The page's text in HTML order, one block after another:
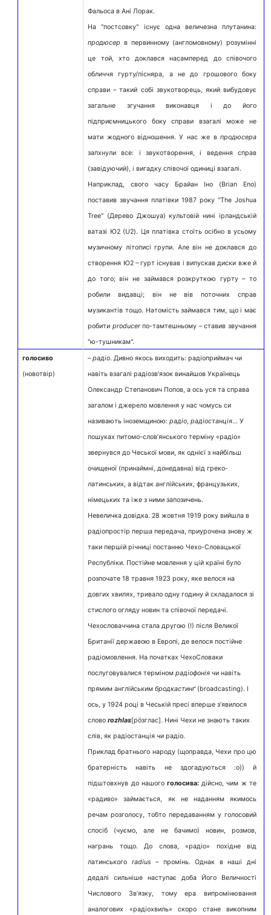
Фальоса в Ані Лорак.
На "постсовку" існує одна величезна плутанина:
продюсер в первинному (англомовному) розумінні
це той, хто доклався насамперед до співочого
обличчя гурту/пісняра, а не до грошового боку
справи – такий собі звукотворець, який вибудовує
загальне згучання виконавця і до його
підприємницького боку справи взагалі може не
мати жодного відношення. У нас же впродюсера
запхнули все: і звукотворення, і ведення справ
(завідуючий), і вигадку співочої одиниці взагалі.
Наприклад, свого часу Брайан Іно (Brian Eno)
поставив звучання платівки 1987 року "The Joshua
Tree" (Дерево Джошуа) культовій нині ірландській
ватазі Ю2 (U2). Ця платівка стоїть осібно в усьому
музичному літописі групи. Але він не доклався до
створення Ю2 – гурт існував і випускав диски вже й
до того; він не займався розкруткою гурту – то
робили видавці; він не вів поточних справ
музикантів тощо. Натомість займався тим, що і має
робити producerпо-тамтешньому – ставив звучання
"ю-тушникам".
голосиво
(новотвір)
–радіо. Дивно якось виходить: радіоприймач чи
навіть взагалі радіозв’язок винайшов Українець
Олександр Степанович Попов, а ось уся та справа
загалом і джерело мовлення у нас чомусь си
називають іноземщиною:радіо,радіостанція… У
пошуках питомо-слов’янського терміну «радіо»
звернувся до Чеської мови, як однієї з найбільш
очищеної (принаймні, донедавна) від греко-
латинських, а відтак англійських, французьких,
німецьких та іже з ними запозичень.
Невеличка довідка. 28 жовтня 1919 року вийшла в
радіопростір перша передача, приурочена знову ж
таки першій річниці постанню Чехо-Словацької
Республіки. Постійне мовлення у цій країні було
розпочате 18 травня 1923 року, яке велося на
довгих хвилях, тривало одну годину й складалося зі
стислого огляду новин та співочої передачі.
Чехословаччина стала другою (!) після Великої
Британії державою в Европі, де велося постійне
радіомовлення. На початках ЧехоСловаки
послуговувалися терміномрадіофонія чи навіть
прямим англійськимбродкастинґ (broadcasting). І
ось, у 1924 році в Чеській пресі вперше з’явилося
словоrozhlas[рóзглас]. Нині Чехи не знають таких
слів, як радіостанція чи радіо.
Приклад братнього народу (щоправда, Чехи про цю
братерність навіть не здогадуються :о)) й
підштовхнув до нашогоголосива: дійсно, чим ж те
«радиво» займається, як не наданням якимось
речам розголосу, тобто передаванням у голосовий
спосіб (чуємо, але не бачимо) новин, розмов,
награнь тощо. До слова, «радіо» похідне від
латинського radius – промінь. Однак в наші дні
дедалі сильніше наступає доба Його Величності
Числового Зв’язку, тому ера випромінювання
аналогових «радіохвиль» скоро стане викопним